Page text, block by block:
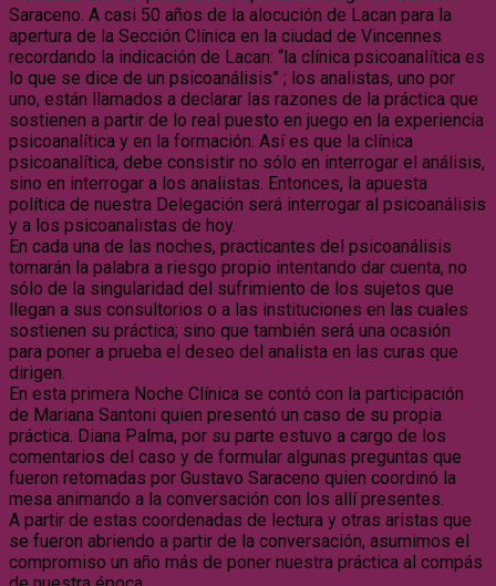
Saraceno. A casi 50 años de la alocución de Lacan para la
apertura de la Sección Clínica en la ciudad de Vincennes
recordando la indicación de Lacan: “la clínica psicoanalítica es
lo que se dice de un psicoanálisis” ; los analistas, uno por
uno, están llamados a declarar las razones de la práctica que
sostienen a partir de lo real puesto en juego en la experiencia
psicoanalítica y en la formación. Así es que la clínica
psicoanalítica, debe consistir no sólo en interrogar el análisis,
sino en interrogar a los analistas. Entonces, la apuesta
política de nuestra Delegación será interrogar al psicoanálisis
y a los psicoanalistas de hoy.
En cada una de las noches, practicantes del psicoanálisis
tomarán la palabra a riesgo propio intentando dar cuenta, no
sólo de la singularidad del sufrimiento de los sujetos que
llegan a sus consultorios o a las instituciones en las cuales
sostienen su práctica; sino que también será una ocasión
para poner a prueba el deseo del analista en las curas que
dirigen.
En esta primera Noche Clínica se contó con la participación
de Mariana Santoni quien presentó un caso de su propia
práctica. Diana Palma, por su parte estuvo a cargo de los
comentarios del caso y de formular algunas preguntas que
fueron retomadas por Gustavo Saraceno quien coordinó la
mesa animando a la conversación con los allí presentes.
A partir de estas coordenadas de lectura y otras aristas que
se fueron abriendo a partir de la conversación, asumimos el
compromiso un año más de poner nuestra práctica al compás